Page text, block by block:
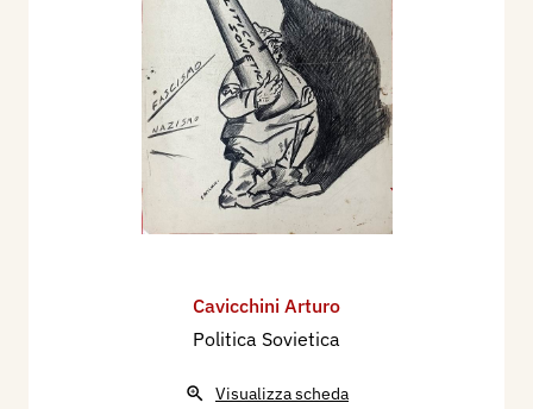
Cavicchini Arturo
Politica Sovietica
Visualizza scheda